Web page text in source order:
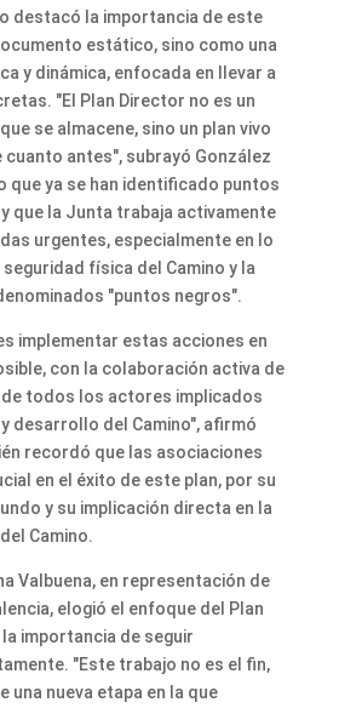
destacó la importancia de este
estático, sino como una
y dinámica, enfocada en llevar a
"El Plan Director no es un
se almacene, sino un plan vivo
cuanto antes", subrayó González
que ya se han identificado puntos
que la Junta trabaja activamente
urgentes, especialmente en lo
física del Camino y la
"puntos negros".
implementar estas acciones en
con la colaboración activa de
de todos los actores implicados
desarrollo del Camino", afirmó
recordó que las asociaciones
en el éxito de este plan, por su
y su implicación directa en la
Camino.
Valbuena, en representación de
elogió el enfoque del Plan
importancia de seguir
"Este trabajo no es el fin,
una nueva etapa en la que